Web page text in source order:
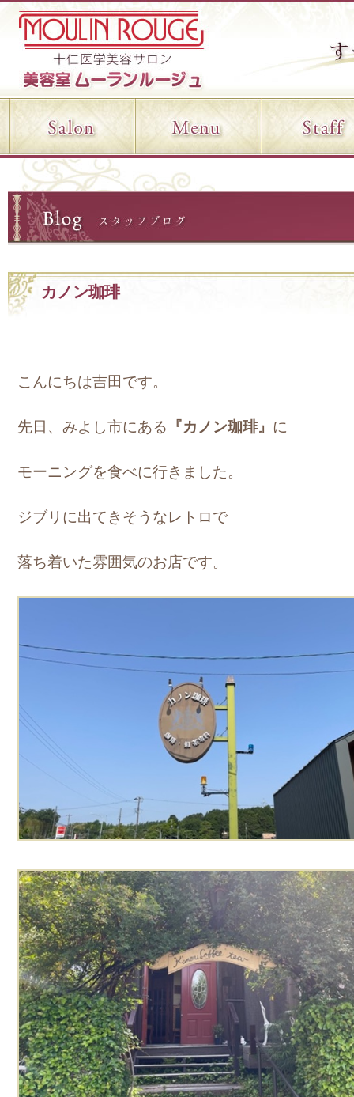
カノン珈琲
こんにちは吉田です。
先日、みよし市にある 『カノン珈琲』 に
モーニングを食べに行きました。
ジブリに出てきそうなレトロで
落ち着いた雰囲気のお店です。